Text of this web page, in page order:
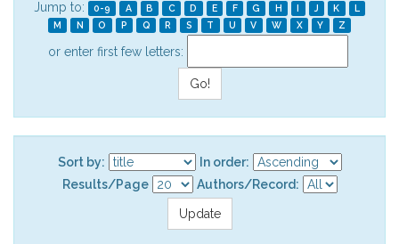
Jump to: 0-9 A B C D E F G H I J K
L
M
N O P Q R S T U V W X Y Z
or enter first few letters:
Sort by:
In order:
Results/Page
Authors/Record: